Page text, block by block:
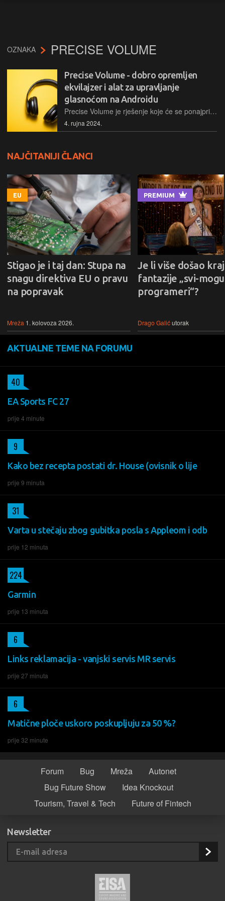
OZNAKA PRECISE VOLUME
Precise Volume - dobro opremljen
ekvilajzer i alat za upravljanje
glasnoćom na Androidu
Precise Volume je rješenje koje će se ponajprije dopasti onima koji žele imati apsolutnu kontrolu na glasnoćom reprodukcije glazbe na svojem Android pametnom telefonu, a koje ujedno nudi i prilagodljiv ekvilajzer te neke prilično zanimljive mogućnosti…
4. rujna 2024.
NAJČITANIJI ČLANCI
EU
Stigao je i taj dan: Stupa na
snagu direktiva EU o pravu
na popravak
Mreža 1. kolovoza 2026.
PREMIUM
Je li više došao kraj
fantazije „svi-
programeri“?
Drago Galićutorak
AKTUALNE TEME NA FORUMU
EA Sports FC 27
prije 4 minute
40
Kako bez recepta postati dr. House (ovisnik o lije
prije 9 minuta
9
Varta u stečaju zbog gubitka posla s Appleom i odb
prije 12 minuta
31
Garmin
prije 13 minuta
224
Links reklamacija - vanjski servis MR servis
prije 27 minuta
6
Matične ploče uskoro poskupljuju za 50 %?
prije 32 minute
6
Forum Bug Mreža
Autonet
Bug Future Show
Idea Knockout
Tourism, Travel & Tech
Future of Fintech
Newsletter